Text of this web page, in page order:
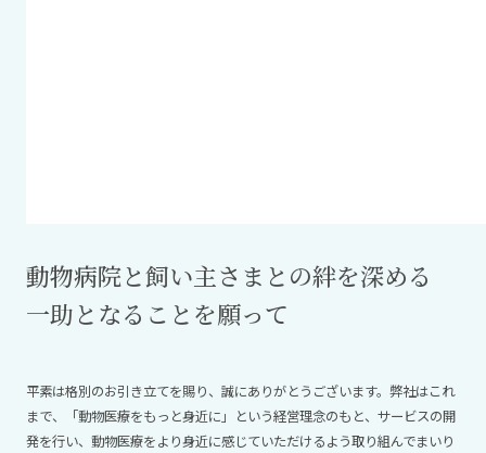
動物病院と飼い主さまとの絆を深める
一助となることを願って
平素は格別のお引き立てを賜り、誠にありがとうございます。弊社はこれ
まで、「動物医療をもっと身近に」という経営理念のもと、サービスの開
発を行い、動物医療をより身近に感じていただけるよう取り組んでまいり